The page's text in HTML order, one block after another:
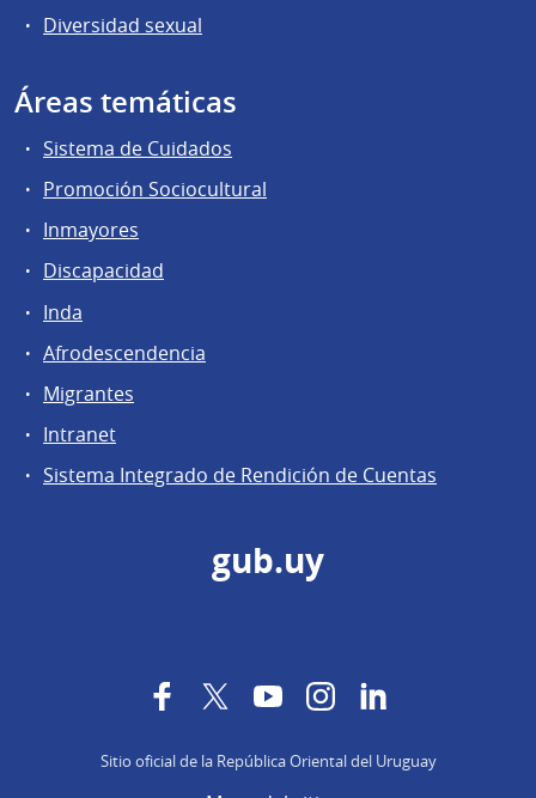
Diversidad sexual
Áreas temáticas
Sistema de Cuidados
Promoción Sociocultural
Inmayores
Discapacidad
Inda
Afrodescendencia
Migrantes
Intranet
Sistema Integrado de Rendición de Cuentas
gub.uy
FacebookTwitterYouTubeInstagram
Sitio oficial de la República Oriental del Uruguay